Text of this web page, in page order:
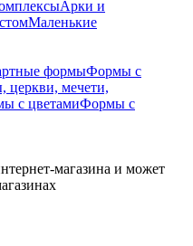
Арки и
Маленькие
формыФормы с
церкви, мечети,
с цветамиФормы с
магазина и может